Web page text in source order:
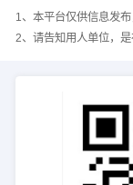
1、本平台仅供信息发
2、请告知用人单位，是